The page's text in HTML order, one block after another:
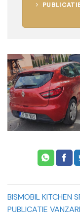
BISMOBIL KITCHEN
PUBLICATIE